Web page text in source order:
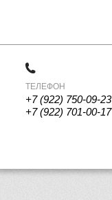
ТЕЛЕФОН
+7 (922) 750-09-23
+7 (922) 701-00-17